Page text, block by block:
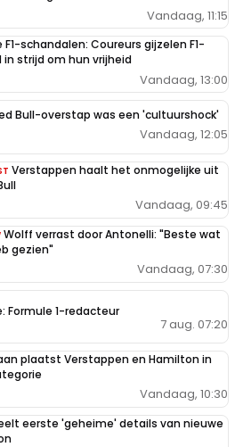
Vandaag, 11:15
schandalen: Coureurs gijzelen F1-
in strijd om hun vrijheid
Vandaag, 13:00
Bull-overstap was een 'cultuurshock'
Vandaag, 12:05
Verstappen haalt het onmogelijke uit
Vandaag, 09:45
Wolff verrast door Antonelli: "Beste wat
gezien"
Vandaag, 07:30
Formule 1-redacteur
7 aug. 07:20
plaatst Verstappen en Hamilton in
Vandaag, 10:30
eerste 'geheime' details van nieuwe